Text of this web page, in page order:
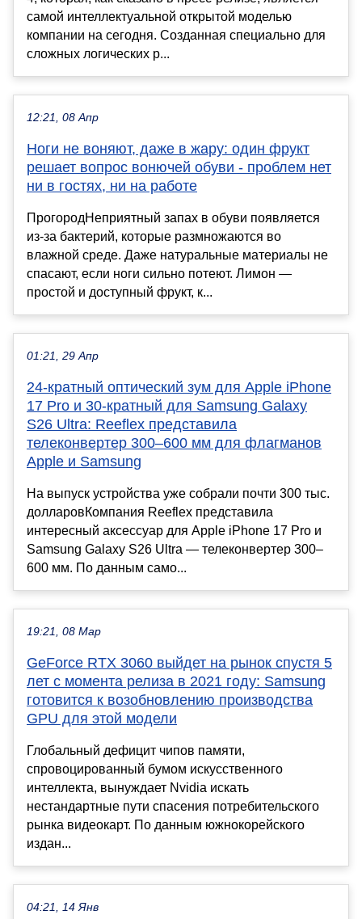
самой интеллектуальной открытой моделью
компании на сегодня. Созданная специально для
сложных логических р...
12:21, 08 Апр
Ноги не воняют, даже в жару: один фрукт
решает вопрос вонючей обуви - проблем нет
ни в гостях, ни на работе
ПрогородНеприятный запах в обуви появляется
из-за бактерий, которые размножаются во
влажной среде. Даже натуральные материалы не
спасают, если ноги сильно потеют. Лимон —
простой и доступный фрукт, к...
01:21, 29 Апр
24-кратный оптический зум для Apple iPhone
17 Pro и 30-кратный для Samsung Galaxy
S26 Ultra: Reeflex представила
телеконвертер 300–600 мм для флагманов
Apple и Samsung
На выпуск устройства уже собрали почти 300 тыс.
долларовКомпания Reeflex представила
интересный аксессуар для Apple iPhone 17 Pro и
Samsung Galaxy S26 Ultra — телеконвертер 300–
600 мм. По данным само...
19:21, 08 Мар
GeForce RTX 3060 выйдет на рынок спустя 5
лет с момента релиза в 2021 году: Samsung
готовится к возобновлению производства
GPU для этой модели
Глобальный дефицит чипов памяти,
спровоцированный бумом искусственного
интеллекта, вынуждает Nvidia искать
нестандартные пути спасения потребительского
рынка видеокарт. По данным южнокорейского
издан...
04:21, 14 Янв